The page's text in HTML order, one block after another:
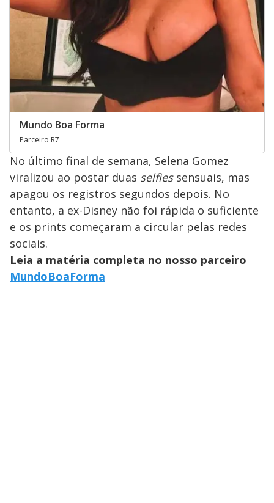
Mundo Boa Forma
Parceiro R7
No último final de semana, Selena Gomez
viralizou ao postar duas selfiessensuais, mas
apagou os registros segundos depois. No
entanto, a ex-Disney não foi rápida o suficiente
e os prints começaram a circular pelas redes
sociais.
Leia a matéria completa no nosso parceiro
MundoBoaForma